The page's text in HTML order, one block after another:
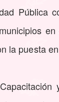
Pública
la puesta